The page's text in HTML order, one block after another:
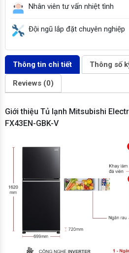
Nhân viên tư vấn nhiệt tình
Đội ngũ lắp đặt chuyên nghiệp
Thông tin chi tiết Thông số
Reviews (0)
Giới thiệu Tủ lạnh Mitsubishi
FX43EN-GBK-V